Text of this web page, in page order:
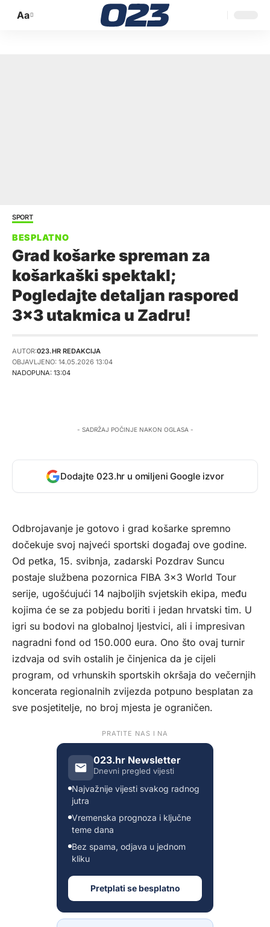
Promijeni
Aa
SPORT
Grad košarke spreman za
košarkaški spektakl;
Pogledajte detaljan raspored
3×3 utakmica u Zadru!
NADOPUNA: 13:04
AUTOR:023.HR REDAKCIJA
OBJAVLJENO: 14.05.2026 13:04
- SADRŽAJ POČINJE NAKON OGLASA -
Dodajte 023.hr u omiljeni Google izvor
Odbrojavanje je gotovo i grad košarke spremno
dočekuje svoj najveći sportski događaj ove godine.
Od petka, 15. svibnja, zadarski Pozdrav Suncu
postaje službena pozornica FIBA 3×3 World Tour
serije, ugošćujući 14 najboljih svjetskih ekipa, među
kojima će se za pobjedu boriti i jedan hrvatski tim. U
igri su bodovi na globalnoj ljestvici, ali i impresivan
nagradni fond od 150.000 eura. Ono što ovaj turnir
izdvaja od svih ostalih je činjenica da je cijeli
program, od vrhunskih sportskih okršaja do večernjih
koncerata regionalnih zvijezda potpuno besplatan za
sve posjetitelje, no broj mjesta je ograničen.
PRATITE NAS I NA
023.hr Newsletter
Dnevni pregled vijesti
Najvažnije vijesti svakog radnog
jutra
Vremenska prognoza i ključne
teme dana
Bez spama, odjava u jednom
kliku
Pretplati se besplatno